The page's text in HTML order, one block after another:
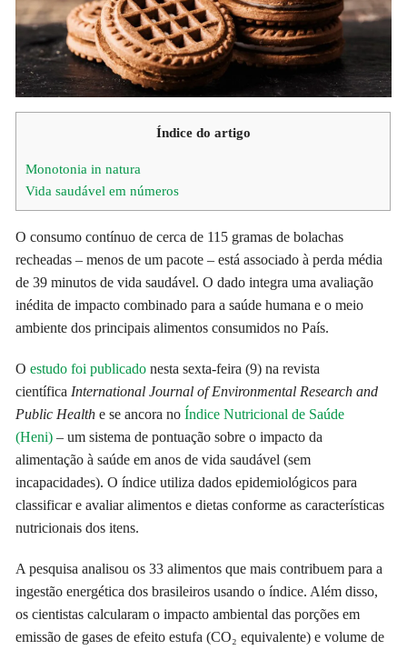
Índice do artigo
Monotonia in natura
Vida saudável em números
O consumo contínuo de cerca de 115 gramas de bolachas
recheadas – menos de um pacote – está associado à perda média
de 39 minutos de vida saudável. O dado integra uma avaliação
inédita de impacto combinado para a saúde humana e o meio
ambiente dos principais alimentos consumidos no País.
Oestudo foi publicado nesta sexta-feira (9) na revista
científica International Journal of Environmental Research and
Public Healthe se ancora noÍndice Nutricional de Saúde
(Heni) – um sistema de pontuação sobre o impacto da
alimentação à saúde em anos de vida saudável (sem
incapacidades). O índice utiliza dados epidemiológicos para
classificar e avaliar alimentos e dietas conforme as características
nutricionais dos itens.
A pesquisa analisou os 33 alimentos que mais contribuem para a
ingestão energética dos brasileiros usando o índice. Além disso,
os cientistas calcularam o impacto ambiental das porções em
emissão de gases de efeito estufa (CO₂ equivalente) e volume de